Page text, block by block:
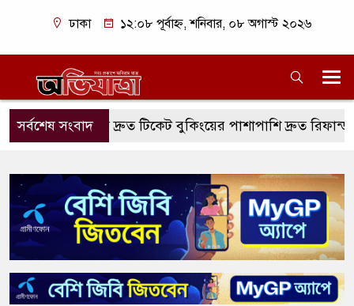
ঢাকা ১২:০৮ পূর্বাহ্ন, শনিবার, ০৮ অগাস্ট ২০২৬
সর্বশেষ সংবাদ
দ্রুত টিকেট বুকিংয়ের পাশাপাশি দ্রুত রিফান্ড সুবিধা